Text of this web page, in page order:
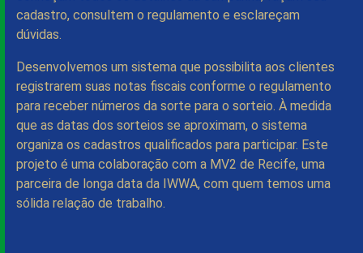
cadastro, consultem o regulamento e esclareçam
dúvidas.
Desenvolvemos um sistema que possibilita aos clientes
registrarem suas notas fiscais conforme o regulamento
para receber números da sorte para o sorteio. À medida
que as datas dos sorteios se aproximam, o sistema
organiza os cadastros qualificados para participar. Este
projeto é uma colaboração com a MV2 de Recife, uma
parceira de longa data da IWWA, com quem temos uma
sólida relação de trabalho.